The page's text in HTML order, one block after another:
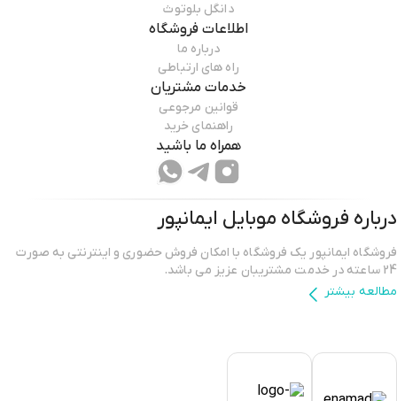
دانگل بلوتوث
اطلاعات فروشگاه
درباره ما
راه های ارتباطی
خدمات مشتریان
قوانین مرجوعی
راهنمای خرید
همراه ما باشید
درباره فروشگاه موبایل ایمانپور
فروشگاه ایمانپور یک فروشگاه با امکان فروش حضوری و اینترنتی به صورت
24 ساعته در خدمت مشتریبان عزیز می باشد.
مطالعه بیشتر